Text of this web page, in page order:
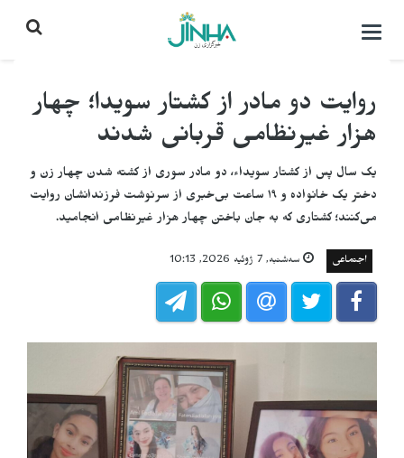
باز
بستن
روایت دو مادر از کشتار سویدا؛ چهار
هزار غیرنظامی قربانی شدند
یک سال پس از کشتار سویداء، دو مادر سوری از کشته شدن چهار زن و
دختر یک خانواده و ۱۹ ساعت بی‌خبری از سرنوشت فرزندانشان روایت
می‌کنند؛ کشتاری که به جان باختن چهار هزار غیرنظامی انجامید.
اجتماعی سه‌شنبه, 7 ژوئیه 2026, 10:13